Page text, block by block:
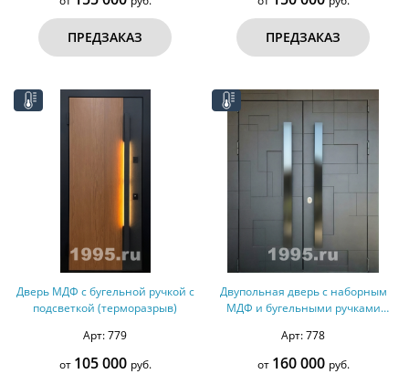
ПРЕДЗАКАЗ ПРЕДЗАКАЗ
Дверь МДФ с бугельной ручкой с
подсветкой (терморазрыв)
Арт: 779
от 105 000 руб.
Двупольная дверь с наборным
МДФ и бугельными ручками
Арт: 778
от 160 000 руб.